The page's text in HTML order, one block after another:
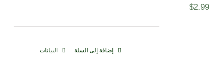
$2.99
إضافة إلى السلة البيانات